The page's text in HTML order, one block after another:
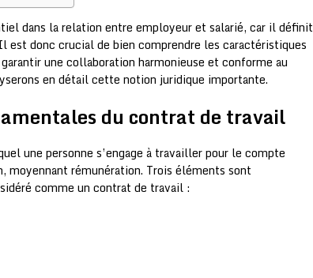
dans la relation entre employeur et salarié, car il définit
est donc crucial de bien comprendre les caractéristiques
une collaboration harmonieuse et conforme au
en détail cette notion juridique importante.
du contrat de travail
une personne s’engage à travailler pour le compte
moyennant rémunération. Trois éléments sont
comme un contrat de travail :